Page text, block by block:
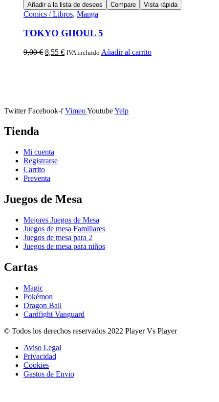
Añadir a la lista de deseos Compare Vista rápida
Comics / Libros, Manga
TOKYO GHOUL 5
9,00€ 8,55 € IVA incluido Añadir al carrito
Twitter Facebook-f VimeoYoutubeYelp
Tienda
Mi cuenta
Registrarse
Carrito
Preventa
Juegos de Mesa
Mejores Juegos de Mesa
Juegos de mesa Familiares
Juegos de mesa para 2
Juegos de mesa para niños
Cartas
Magic
Pokémon
Dragon Ball
Cardfight Vanguard
© Todos los derechos reservados 2022 Player Vs Player
Aviso Legal
Privacidad
Cookies
Gastos de Envio